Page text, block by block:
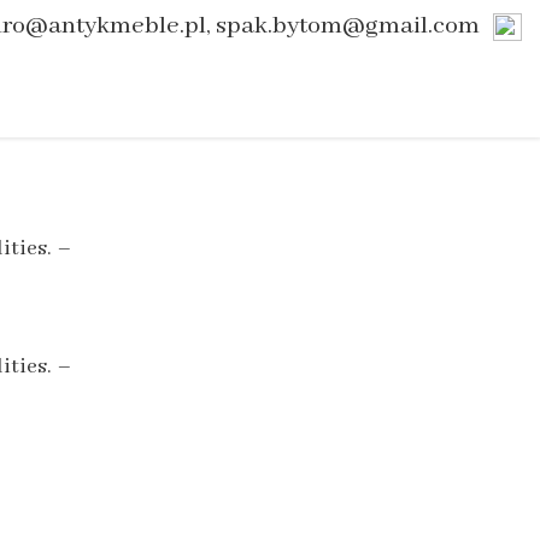
spak.bytom@gmail.com
–
–